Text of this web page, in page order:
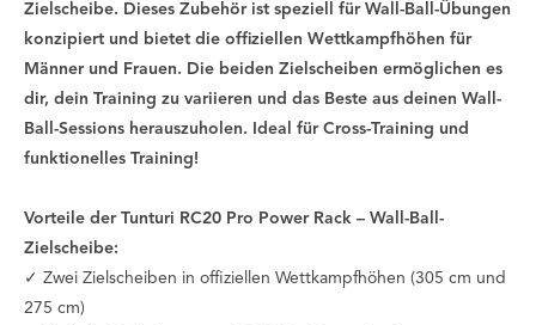
Zielscheibe. Dieses Zubehör ist speziell für Wall-Ball-Übungen
konzipiert und bietet die offiziellen Wettkampfhöhen für
Männer und Frauen. Die beiden Zielscheiben ermöglichen es
dir, dein Training zu variieren und das Beste aus deinen Wall-
Ball-Sessions herauszuholen. Ideal für Cross-Training und
funktionelles Training!
Vorteile der Tunturi RC20 Pro Power Rack – Wall-Ball-
Zielscheibe:
✓ Zwei Zielscheiben in offiziellen Wettkampfhöhen (305 cm und
275 cm)